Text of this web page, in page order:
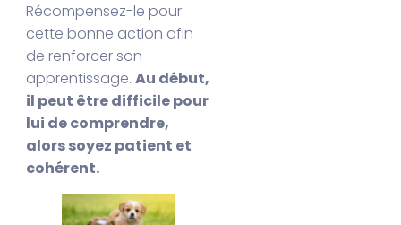
Récompensez-le pour
cette bonne action afin
de renforcer son
apprentissage.Au début,
il peut être difficile pour
lui de comprendre,
alors soyez patient et
cohérent.